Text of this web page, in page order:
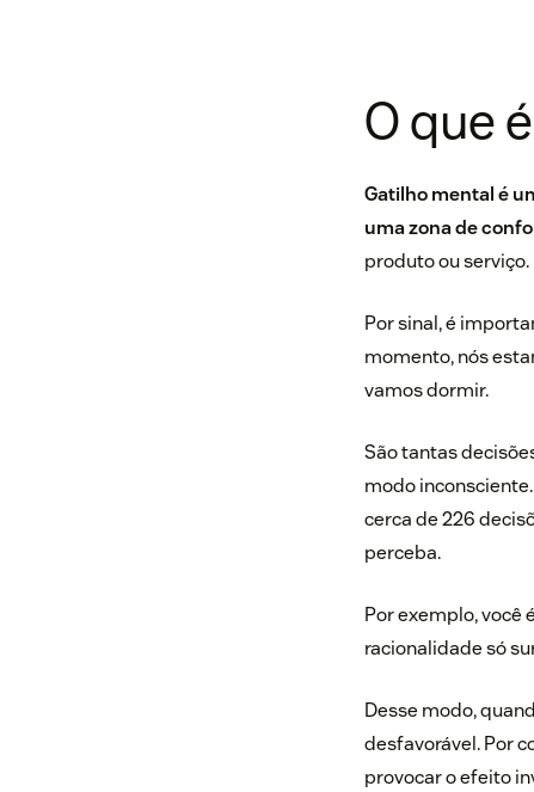
O que
Gatilho mental é
uma zona de
produto ou serviço.
Por sinal, é
momento, nós
vamos dormir.
São tantas
modo
cerca de 226
perceba.
Por exemplo, você
racionalidade só
Desse modo,
desfavorável. Por
provocar o efeito